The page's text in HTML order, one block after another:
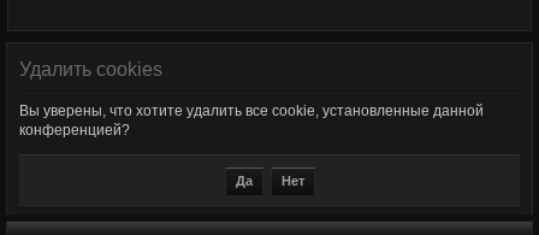
Удалить cookies
Вы уверены, что хотите удалить все cookie, установленные данной
конференцией?